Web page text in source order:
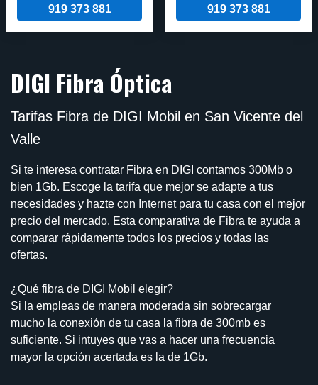
919 373 881 919 373 881
DIGI Fibra Óptica
Tarifas Fibra de DIGI Mobil en San Vicente del
Valle
Si te interesa contratar Fibra en DIGI contamos 300Mb o
bien 1Gb. Escoge la tarifa que mejor se adapte a tus
necesidades y hazte con Internet para tu casa con el mejor
precio del mercado. Esta comparativa de Fibra te ayuda a
comparar rápidamente todos los precios y todas las
ofertas.
¿Qué fibra de DIGI Mobil elegir?
Si la empleas de manera moderada sin sobrecargar
mucho la conexión de tu casa la fibra de 300mb es
suficiente. Si intuyes que vas a hacer una frecuencia
mayor la opción acertada es la de 1Gb.